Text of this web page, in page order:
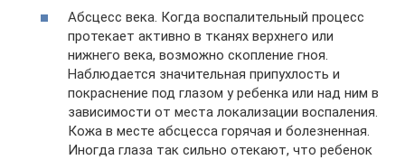
Абсцесс века. Когда воспалительный процесс
протекает активно в тканях верхнего или
нижнего века, возможно скопление гноя.
Наблюдается значительная припухлость и
покраснение под глазом у ребенка или над ним в
зависимости от места локализации воспаления.
Кожа в месте абсцесса горячая и болезненная.
Иногда глаза так сильно отекают, что ребенок